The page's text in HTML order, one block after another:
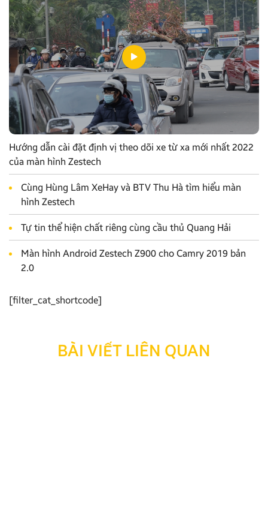
Hướng dẫn cài đặt định vị theo dõi xe từ xa mới nhất 2022
của màn hình Zestech
Cùng Hùng Lâm XeHay và BTV Thu Hà tìm hiểu màn
hình Zestech
Tự tin thể hiện chất riêng cùng cầu thủ Quang Hải
Màn hình Android Zestech Z900 cho Camry 2019 bản
2.0
[filter_cat_shortcode]
BÀI VIẾT LIÊN QUAN